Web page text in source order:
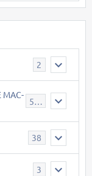
2
MAC-
38
3